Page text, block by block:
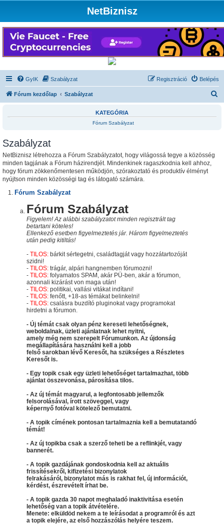
NetBiznisz
GyIK Szabályzat Belépés
Regisztráció
Fórum kezdőlap Szabályzat
KATEGÓRIA
Fórum Szabályzat
Szabályzat
NetBiznisz létrehozza a Fórum Szabályzatot, hogy világossá tegye a közösség
minden tagjának a Fórum házirendjét. Mindenkinek ragaszkodnia kell ahhoz,
hogy fórum zökkenőmentesen működjön, szórakoztató és produktív élményt
nyújtson minden közösségi tag és látogató számára.
Fórum Szabályzat
Fórum Szabályzat
Figyelem! Az alábbi szabályzatot minden regisztrált tag
betartani köteles!
Ellenkező esetben figyelmeztetés jár. Három figyelmeztetés
után pedig kitiltás!
- TILOS: bárkit sértegetni, családtagját vagy hozzátartozóját
szidni!
- TILOS: trágár, alpári hangnemben fórumozni!
- TILOS: folyamatos SPAM, akár PÜ-ben, akár a fórumon,
azonnali kizárást von maga után!
- TILOS: politikai, vallási vitákat indítani!
- TILOS: fenőtt, +18-as témákat belinkelni!
- TILOS: csalásra buzdító pluginokat vagy programokat
hirdetni a fórumon.
- Új témát csak olyan pénz kereseti lehetőségnek,
weboldalnak, üzleti ajánlatnak lehet nyitni,
amely még nem szerepelt Fórumunkon. Az újdonság
megállapítására használni kell a jobb
felső sarokban lévő Keresőt, ha szükséges a Részletes
Keresőt is.
- Egy topik csak egy üzleti lehetőséget tartalmazhat, több
ajánlat összevonása, párosítása tilos.
- Az új témát magyarul, a legfontosabb jellemzők
felsorolásával, írott szöveggel, vagy
képernyő fotóval kötelező bemutatni.
- A topik címének pontosan tartalmaznia kell a bemutatandó
témát!
- Az új topikba csak a szerző teheti be a reflinkjét, vagy
bannerét.
- A topik gazdájának gondoskodnia kell az aktuális
frissítésekről, kifizetési bizonylatok
felrakásáról, bizonylatot más is rakhat fel, új információt,
kérdést, észrevételt írhat be.
- A topik gazda 30 napot meghaladó inaktivitása esetén
lehetőség van a topik átvételére.
Menete: elküldöd nekem a te leírásodat a programról és azt
a topik elejére, az első hozzászólás helyére teszem.